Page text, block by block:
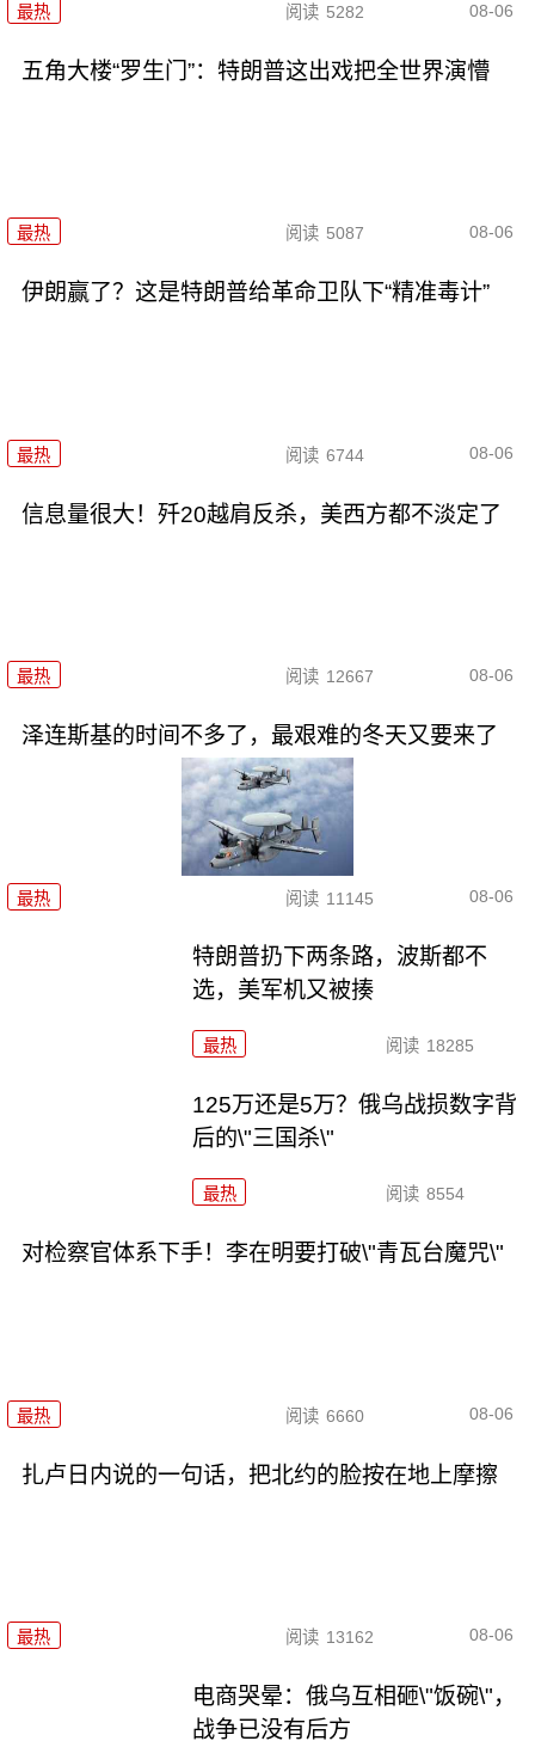
最热 阅读 5282 08-06
五角大楼“罗生门”：特朗普这出戏把全世界演懵
最热 阅读 5087 08-06
伊朗赢了？这是特朗普给革命卫队下“精准毒计”
最热 阅读 6744 08-06
信息量很大！歼20越肩反杀，美西方都不淡定了
最热 阅读 12667 08-06
泽连斯基的时间不多了，最艰难的冬天又要来了
最热 阅读 11145 08-06
特朗普扔下两条路，波斯都不
选，美军机又被揍
最热 阅读 18285
125万还是5万？俄乌战损数字背
后的\"三国杀\"
最热 阅读 8554
对检察官体系下手！李在明要打破\"青瓦台魔咒\"
最热 阅读 6660 08-06
扎卢日内说的一句话，把北约的脸按在地上摩擦
最热 阅读 13162 08-06
电商哭晕：俄乌互相砸\"饭碗\"，
战争已没有后方